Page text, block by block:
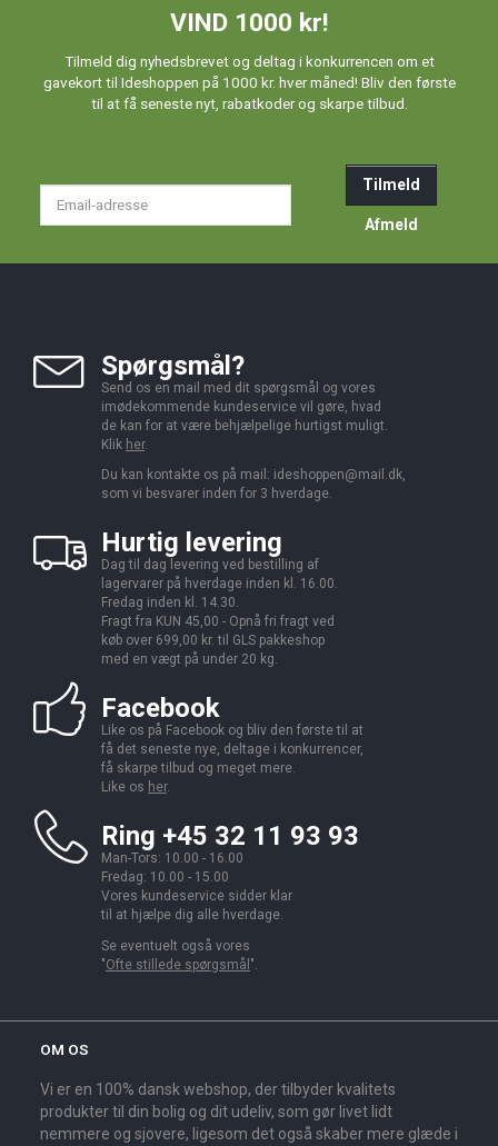
VIND 1000 kr!
Tilmeld dig nyhedsbrevet og deltag i konkurrencen om et
gavekort til Ideshoppen på 1000 kr. hver måned! Bliv den første
til at få seneste nyt, rabatkoder og skarpe tilbud.
Tilmeld
Afmeld
Spørgsmål?
Send os en mail med dit spørgsmål og vores
imødekommende kundeservice vil gøre, hvad
de kan for at være behjælpelige hurtigst muligt.
Klik her.
Du kan kontakte os på mail: ideshoppen@mail.dk,
som vi besvarer inden for 3 hverdage.
Hurtig levering
Dag til dag levering ved bestilling af
lagervarer på hverdage inden kl. 16.00.
Fredag inden kl. 14.30.
Fragt fra KUN 45,00 - Opnå fri fragt ved
køb over 699,00 kr. til GLS pakkeshop
med en vægt på under 20 kg.
Facebook
Like os på Facebook og bliv den første til at
få det seneste nye, deltage i konkurrencer,
få skarpe tilbud og meget mere.
Like os her.
Ring +45 32 11 93 93
Man-Tors: 10.00 - 16.00
Fredag: 10.00 - 15.00
Vores kundeservice sidder klar
til at hjælpe dig alle hverdage.
Se eventuelt også vores
"Ofte stillede spørgsmål ".
OM OS
Vi er en 100% dansk webshop, der tilbyder kvalitets
produkter til din bolig og dit udeliv, som gør livet lidt
nemmere og sjovere, ligesom det også skaber mere glæde i